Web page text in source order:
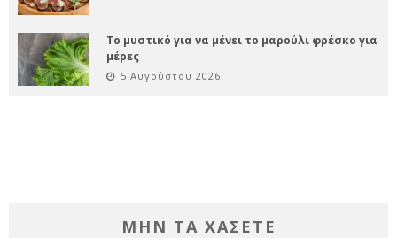
Το μυστικό για να μένει το μαρούλι φρέσκο για
μέρες
5 Αυγούστου 2026
ΜΗΝ ΤΑ ΧΑΣΕΤΕ